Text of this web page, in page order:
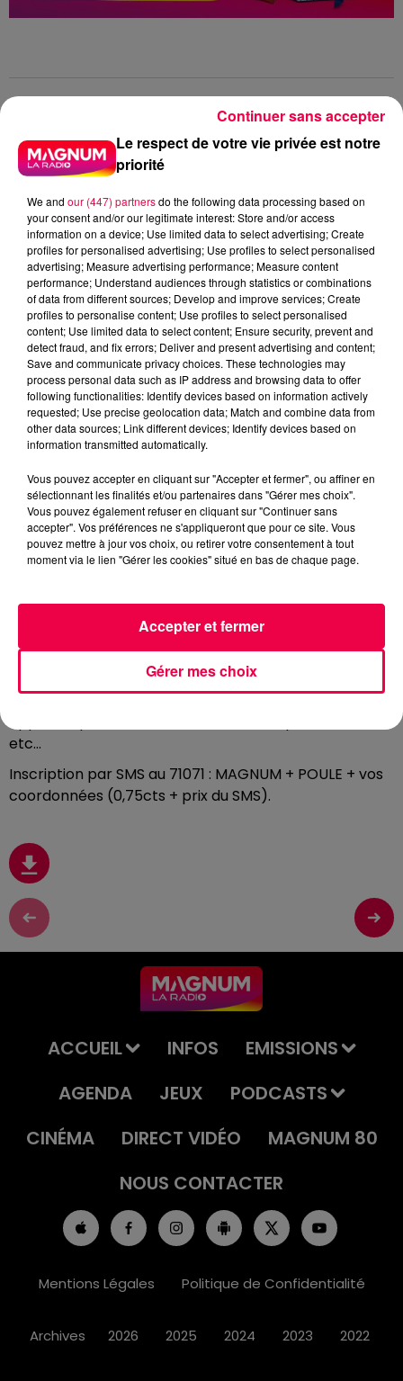
Jeu concours
Club Magnum
Magnum la Radio
Magnum
Radio
Meurthe et Moselle
Haute Marne
Alsace
Meuse Grand Est
Fred
SAMUEL D'EPINAL REMPORTE SON CASQUE AUDIO
BOSE
0:00 1 min 57 sec
21 mai 2026 - 1 min 57 sec
ROULE MA POULE 21/05/2026
SAMUEL D'EPINAL REMPORTE SON CASQUE AUDIO BOSE
Chaque jour, écoutez Club Magnum avecFredentre
jouant à « Roule ma poule ».
Tournez la roue en criant « Roule ma poule »
criez fort, plus la roue va tourner. Répondez ensuite
aux défis de Fred pour gagner des cadeaux : AirPods,
enceintes connectées JBL, vidéoprojecteurs,
appareils photo, barre de son, entrées parc de loisirs
etc…
Inscription par SMS au 71071 : MAGNUM + POULE + vos
coordonnées (0,75cts + prix du SMS).
ACCUEIL INFOS
EMISSIONS
AGENDA
JEUX
PODCASTS
CINÉMA
DIRECT VIDÉO
MAGNUM 80
NOUS CONTACTER
Mentions Légales Politique de Confidentialité
Archives 2026 2025 2024 2023 2022
Le respect de votre vie privée est notre
priorité
We and our (447) partnersdo the following data processing based on
your consent and/or our legitimate interest: Store and/or access
information on a device; Use limited data to select advertising; Create
profiles for personalised advertising; Use profiles to select personalised
advertising; Measure advertising performance; Measure content
performance; Understand audiences through statistics or combinations
of data from different sources; Develop and improve services; Create
profiles to personalise content; Use profiles to select personalised
content; Use limited data to select content; Ensure security, prevent and
detect fraud, and fix errors; Deliver and present advertising and content;
Save and communicate privacy choices. These technologies may
process personal data such as IP address and browsing data to offer
following functionalities: Identify devices based on information actively
requested; Use precise geolocation data; Match and combine data from
other data sources; Link different devices; Identify devices based on
information transmitted automatically.
Vous pouvez accepter en cliquant sur "Accepter et fermer", ou affiner en
sélectionnant les finalités et/ou partenaires dans "Gérer mes choix".
Vous pouvez également refuser en cliquant sur "Continuer sans
accepter". Vos préférences ne s'appliqueront que pour ce site. Vous
pouvez mettre à jour vos choix, ou retirer votre consentement à tout
moment via le lien "Gérer les cookies" situé en bas de chaque page.
Gérer mes choix
Accepter et fermer
Continuer sans accepter